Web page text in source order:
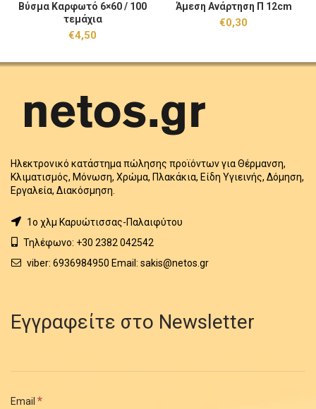
Bύσμα Καρφωτό 6×60 / 100
τεμάχια
€4,50
Άμεση Ανάρτηση Π 12cm
€0,30
Ηλεκτρονικό κατάστημα πώλησης προϊόντων για Θέρμανση,
Κλιματισμός, Μόνωση, Χρώμα, Πλακάκια, Είδη Υγιεινής, Δόμηση,
Εργαλεία, Διακόσμηση.
1o χλμ Καρυώτισσας-Παλαιφύτου
Τηλέφωνο: +30 2382 042542
viber: 6936984950 Email: sakis@netos.gr
Εγγραφείτε στο Newsletter
Email *